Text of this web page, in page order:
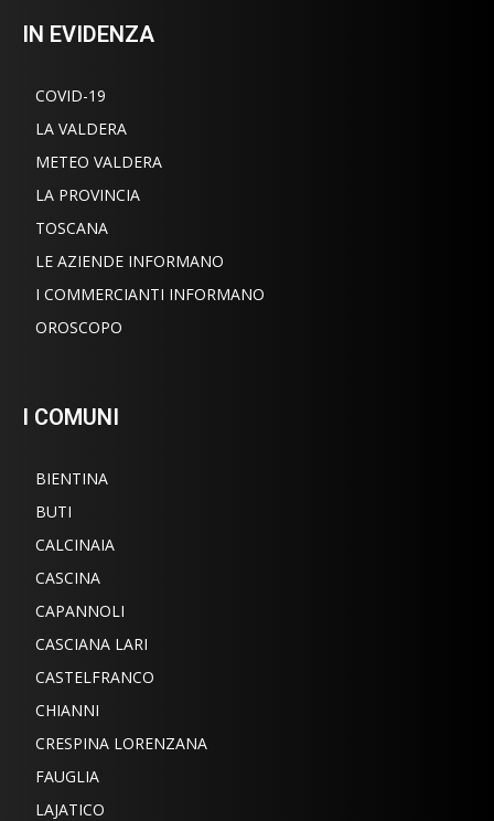
IN EVIDENZA
COVID-19
LA VALDERA
METEO VALDERA
LA PROVINCIA
TOSCANA
LE AZIENDE INFORMANO
I COMMERCIANTI INFORMANO
OROSCOPO
I COMUNI
BIENTINA
BUTI
CALCINAIA
CASCINA
CAPANNOLI
CASCIANA LARI
CASTELFRANCO
CHIANNI
CRESPINA LORENZANA
FAUGLIA
LAJATICO